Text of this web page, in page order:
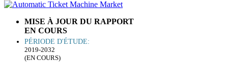
MISE À JOUR DU RAPPORT
EN COURS
PÉRIODE D'ÉTUDE:
2019-2032
(EN COURS)